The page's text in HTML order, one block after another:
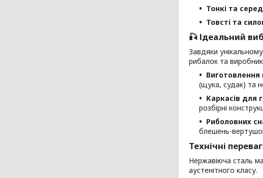
Тонкі та
Товсті та
🎣 Ідеальний
Завдяки
рибалок та
Виготовлення
(щука, судак) та
Каркасів для
розбірні
Риболовних
блешень-
Технічні
Нержавіюча сталь
аустенітного класу.